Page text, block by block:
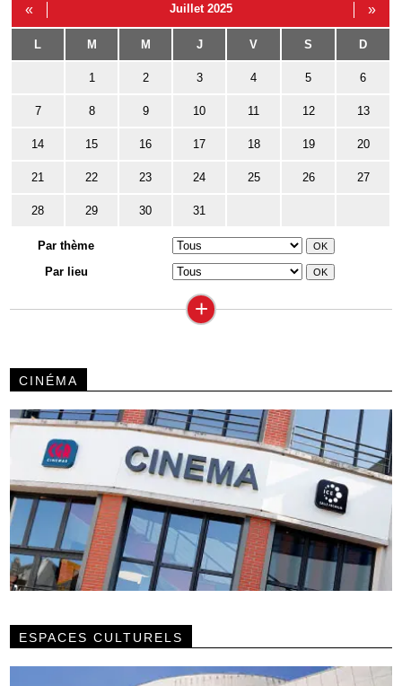
« Juillet 2025 »
L M M J V S D
1 2 3 4 5 6
7 8 9 10 11 12 13
14 15 16 17 18 19 20
21 22 23 24 25 26 27
28 29 30 31
Par thème
Par lieu
+
CINÉMA
ESPACES CULTURELS